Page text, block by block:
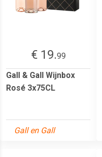
€ 19.99
Gall & Gall Wijnbox
Rosé 3x75CL
Gall en Gall